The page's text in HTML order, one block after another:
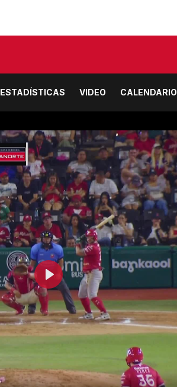
ESTADÍSTICAS VIDEO CALENDARIO
Play